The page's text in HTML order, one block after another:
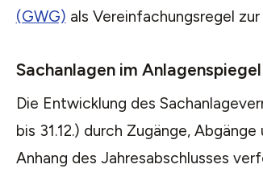
(GWG) als Vereinfachungsregel
Sachanlagen im Anlagenspiegel
Die Entwicklung des
bis 31.12.) durch Zugänge,
Anhang des Jahresabschlusses